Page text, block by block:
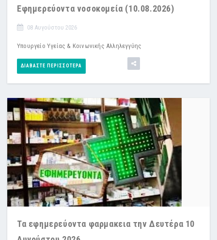
Εφημερεύοντα νοσοκομεία (10.08.2026)
08 Αυγούστου 2026
Υπουργείο Υγείας & Κοινωνικής Αλληλεγγύης
ΔΙΑΒΆΣΤΕ ΠΕΡΙΣΣΌΤΕΡΑ
Τα εφημερεύοντα φαρμακεια την Δευτέρα 10